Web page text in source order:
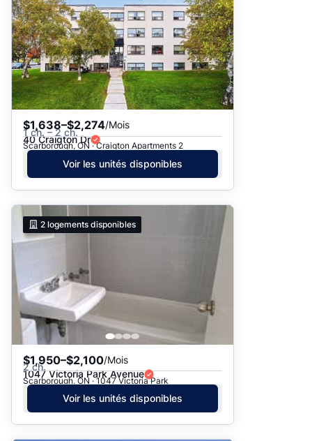
$1,638–$2,274/Mois
1 ch. – 2 ch.
40 Craigton Dr
Scarborough, ON · Craigton Apartments 2
Voir les unités disponibles
2 logements disponibles
$1,950–$2,100/Mois
2 ch.
1047 Victoria Park Avenue
Scarborough, ON · 1047 Victoria Park
Voir les unités disponibles